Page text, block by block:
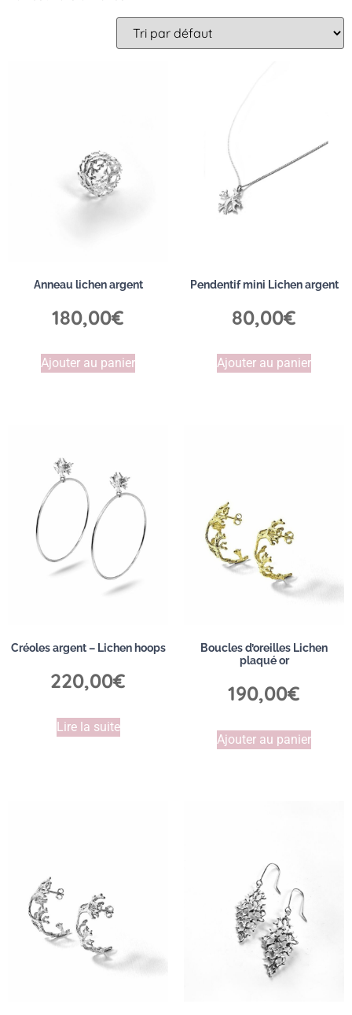
Anneau lichen argent
180,00€
Ajouter au panier
Pendentif mini Lichen argent
80,00€
Ajouter au panier
Créoles argent – Lichen hoops
220,00€
Lire la suite
Boucles d’oreilles Lichen
plaqué or
190,00€
Ajouter au panier